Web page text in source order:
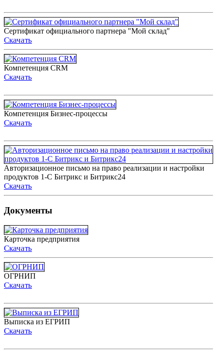
Сертификат официального партнера "Мой склад"
Скачать
Компетенция CRM
Скачать
Компетенция Бизнес-процессы
Скачать
Авторизационное письмо на право реализации и настройки
продуктов 1-С Битрикс и Битрикс24
Скачать
Документы
Карточка предприятия
Скачать
ОГРНИП
Скачать
Выписка из ЕГРИП
Скачать